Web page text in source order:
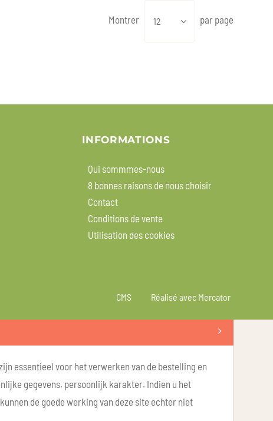
Montrer 12 par page
INFORMATIONS
Qui sommmes-nous
8 bonnes raisons de nous choisir
Contact
Conditions de vente
Utilisation des cookies
CMS Réalisé avec Mercator
essentieel voor het verwerken van de bestelling en
gegevens. persoonlijk karakter. Indien u het
de goede werking van deze site echter niet